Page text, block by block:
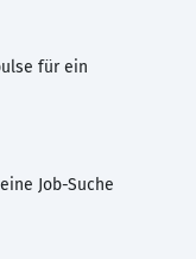
für ein
Job-Suche